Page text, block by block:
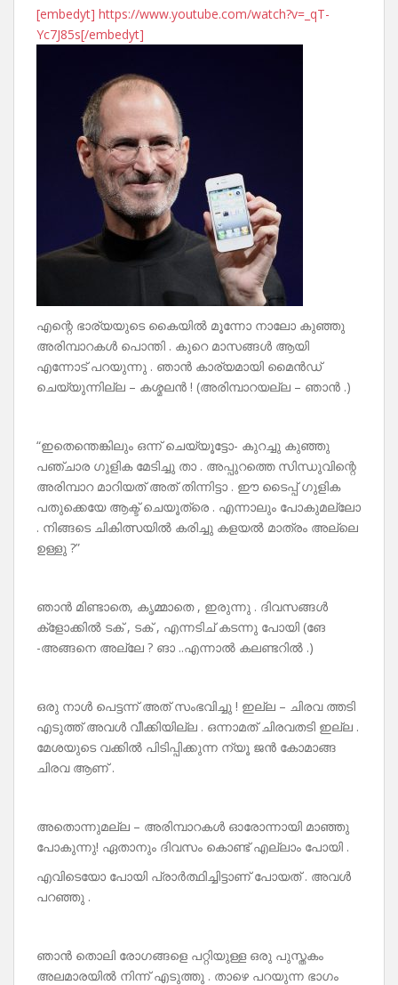
[embedyt] https://www.youtube.com/watch?v=_qT-
Yc7J85s[/embedyt]
എന്റെ ഭാര്യയുടെ കൈയിൽ മൂന്നോ നാലോ കുഞ്ഞു
അരിമ്പാറകൾ പൊന്തി . കുറെ മാസങ്ങൾ ആയി
എന്നോട് പറയുന്നു . ഞാൻ കാര്യമായി മൈൻഡ്
ചെയ്യുന്നില്ല – കശ്മലൻ ! (അരിമ്പാറയല്ല – ഞാൻ .)
“ഇതെന്തെങ്കിലും ഒന്ന് ചെയ്യൂട്ടോ- കുറച്ചു കുഞ്ഞു
പഞ്ചാര ഗുളിക മേടിച്ചു താ . അപ്പുറത്തെ സിന്ധുവിന്റെ
അരിമ്പാറ മാറിയത് അത് തിന്നിട്ടാ . ഈ ടൈപ്പ് ഗുളിക
പതുക്കെയേ ആക്ട് ചെയൂത്രെ . എന്നാലും പോകുമല്ലോ
. നിങ്ങടെ ചികിത്സയിൽ കരിച്ചു കളയൽ മാത്രം അല്ലെ
ഉള്ളു ?”
ഞാൻ മിണ്ടാതെ, കൃമ്മാതെ , ഇരുന്നു . ദിവസങ്ങൾ
ക്ളോക്കിൽ ടക് , ടക് , എന്നടിച് കടന്നു പോയി (ങേ
-അങ്ങനെ അല്ലേ ? ങാ ..എന്നാൽ കലണ്ടറിൽ .)
ഒരു നാൾ പെട്ടന്ന് അത് സംഭവിച്ചു ! ഇല്ല – ചിരവ ത്തടി
എടുത്ത് അവൾ വീക്കിയില്ല . ഒന്നാമത് ചിരവതടി ഇല്ല .
മേശയുടെ വക്കിൽ പിടിപ്പിക്കുന്ന ന്യൂ ജൻ കോമാങ്ങ
ചിരവ ആണ് .
അതൊന്നുമല്ല – അരിമ്പാറകൾ ഓരോന്നായി മാഞ്ഞു
പോകുന്നു! ഏതാനും ദിവസം കൊണ്ട് എല്ലാം പോയി .
എവിടെയോ പോയി പ്രാർത്ഥിച്ചിട്ടാണ് പോയത് . അവൾ
പറഞ്ഞു .
ഞാൻ തൊലി രോഗങ്ങളെ പറ്റിയുള്ള ഒരു പുസ്തകം
അലമാരയിൽ നിന്ന് എടുത്തു . താഴെ പറയുന്ന ഭാഗം